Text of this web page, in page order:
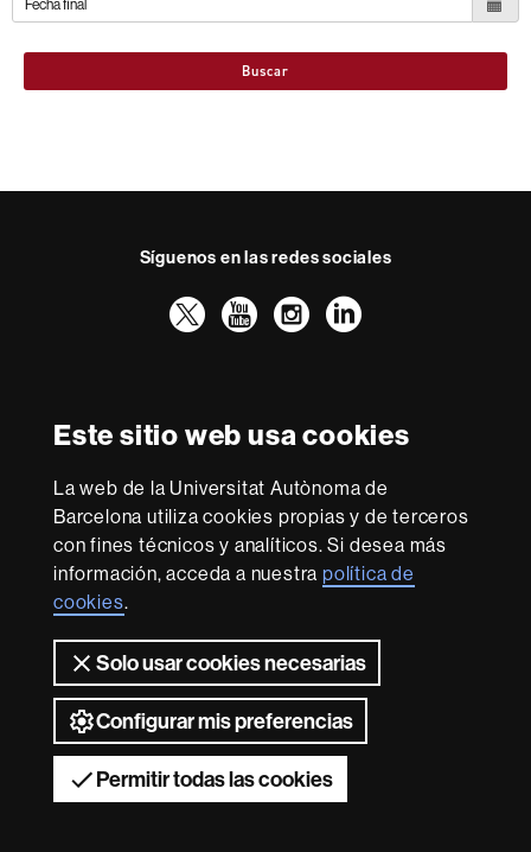
Este sitio web usa cookies
La web de la Universitat Autònoma de
Barcelona utiliza cookies propias y de terceros
con fines técnicos y analíticos. Si desea más
información, acceda a nuestrapolítica de
cookies.
Solo usar cookies necesarias
Configurar mis preferencias
Permitir todas las cookies
Buscar
Síguenos en las redes sociales
TwitterYouTube
Instagram
LinkedIn
Excellence
Research
-
Euraxess
Con la financiación de
Sobre
esta
web Aviso legal Protección de datos
web Accesibilidad web Mapa del web UAB
2026 Universitat Autònoma de Barcelona